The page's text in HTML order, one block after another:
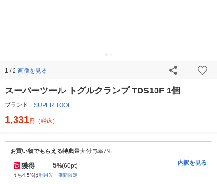
1 / 2 画像を見る
スーパーツール トグルクランプ TDS10F 1個
ブランド： SUPER TOOL
1,331円 （税込）
お買い物でもらえる特典最大付与率7%
獲得 5%(60pt)
うち4.5%は利用先・期間限定
内訳を見る